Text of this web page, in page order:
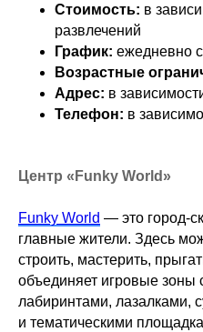
Стоимость: в
развлечений
График: ежедневно
Возрастные
Адрес: в
Телефон: в
Центр «Funky World»
Funky World — это город-
главные жители. Здесь
строить, мастерить,
объединяет игровые зоны
лабиринтами, лазалками,
и тематическими